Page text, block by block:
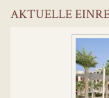
AKTUELLE